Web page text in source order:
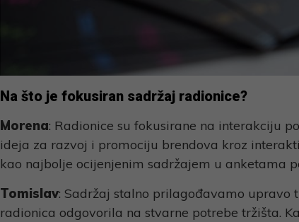
Na što je fokusiran sadržaj radionice?
Morena: Radionice su fokusirane na interakciju
ideja za razvoj i promociju brendova kroz
kao najbolje ocijenjenim sadržajem u anketama
Tomislav: Sadržaj stalno prilagođavamo upravo
radionica odgovorila na stvarne potrebe tržišta.